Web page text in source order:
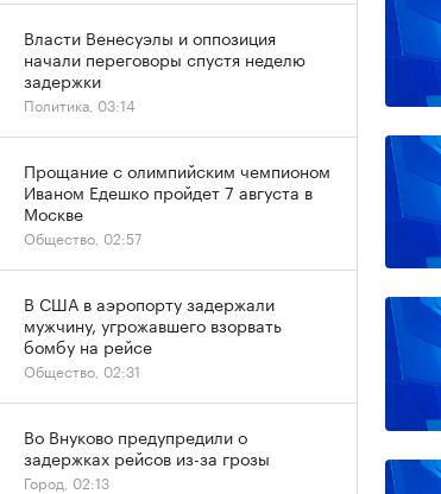
Власти Венесуэлы и оппозиция
начали переговоры спустя неделю
задержки
Политика, 03:14
Прощание с олимпийским чемпионом
Иваном Едешко пройдет 7 августа в
Москве
Общество, 02:57
В США в аэропорту задержали
мужчину, угрожавшего взорвать
бомбу на рейсе
Общество, 02:31
Во Внуково предупредили о
задержках рейсов из-за грозы
Город, 02:13